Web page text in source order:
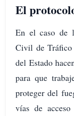
El
En el caso de
Civil de Tráfico
del Estado
para que
proteger del
vías de acceso